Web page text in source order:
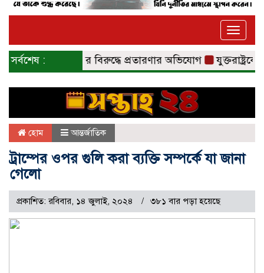
Toggle
সর্বশেষ :সরকারের বিরুদ্ধে প্রতারণার অভিযোগ যুক্তরাষ্ট্রকে
হোম আন্তর্জাতিক
ট্রাম্পের ওপর গুলি করা ব্যক্তি সম্পর্কে যা জানা
গেলো
প্রকাশিত: রবিবার, ১৪ জুলাই, ২০২৪ ৩৮১ বার পড়া হয়েছে